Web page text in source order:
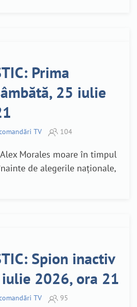
Prima
25 iulie
TV 104
Morales moare în timpul
de alegerile naționale,
Spion inactiv
2026, ora 21
TV 95